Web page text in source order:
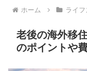
ホーム ライ
老後の海外移
のポイントや